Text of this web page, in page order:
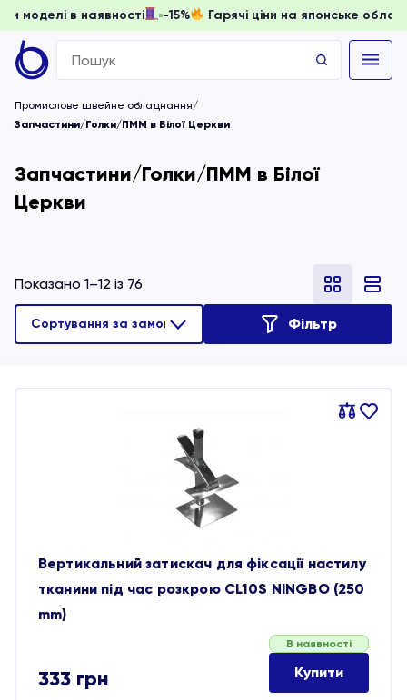
доки моделі в наявності -15% Гарячі ціни на
Search
for:
Промислове швейне обладнання
Запчастини/Голки/ПММ в Білої Церкви
Запчастини/Голки/ПММ в Білої
Церкви
Показано 1–12 із 76
Фільтр
Порівняти
В
Вертикальний затискач для фіксації настилу
тканини під час розкрою CL10S NINGBO (250
mm)
333 грн
В наявності
Купити